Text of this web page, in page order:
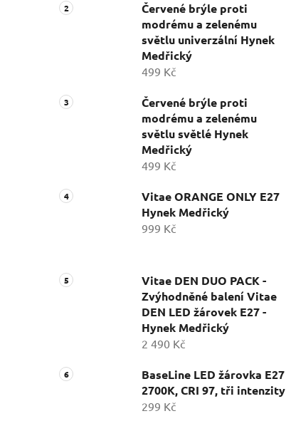
Červené brýle proti
modrému a zelenému
světlu univerzální Hynek
Medřický
499 Kč
Červené brýle proti
modrému a zelenému
světlu světlé Hynek
Medřický
499 Kč
Vitae ORANGE ONLY E27
Hynek Medřický
999 Kč
Vitae DEN DUO PACK -
Zvýhodněné balení Vitae
DEN LED žárovek E27 -
Hynek Medřický
2 490 Kč
BaseLine LED žárovka E27
2700K, CRI 97, tři intenzity
299 Kč